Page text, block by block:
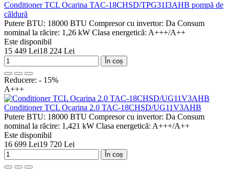
Conditioner TCL Ocarina TAC-18CHSD/TPG31I3AHB pompă de
căldură
Putere BTU: 18000 BTU Compresor cu invertor: Da Consum
nominal la răcire: 1,26 kW Clasa energetică: A+++/A++
Este disponibil
15 449 Lei18 224 Lei
În coș
Reducere: - 15%
A+++
Conditioner TCL Ocarina 2.0 TAC-18CHSD/UG11V3AHB
Putere BTU: 18000 BTU Compresor cu invertor: Da Consum
nominal la răcire: 1,421 kW Clasa energetică: A+++/A++
Este disponibil
16 699 Lei19 720 Lei
În coș